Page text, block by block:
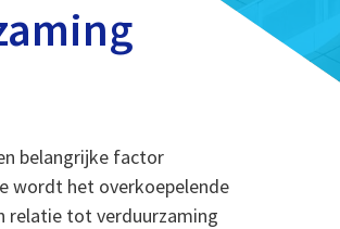
belangrijke factor
wordt het overkoepelende
relatie tot verduurzaming